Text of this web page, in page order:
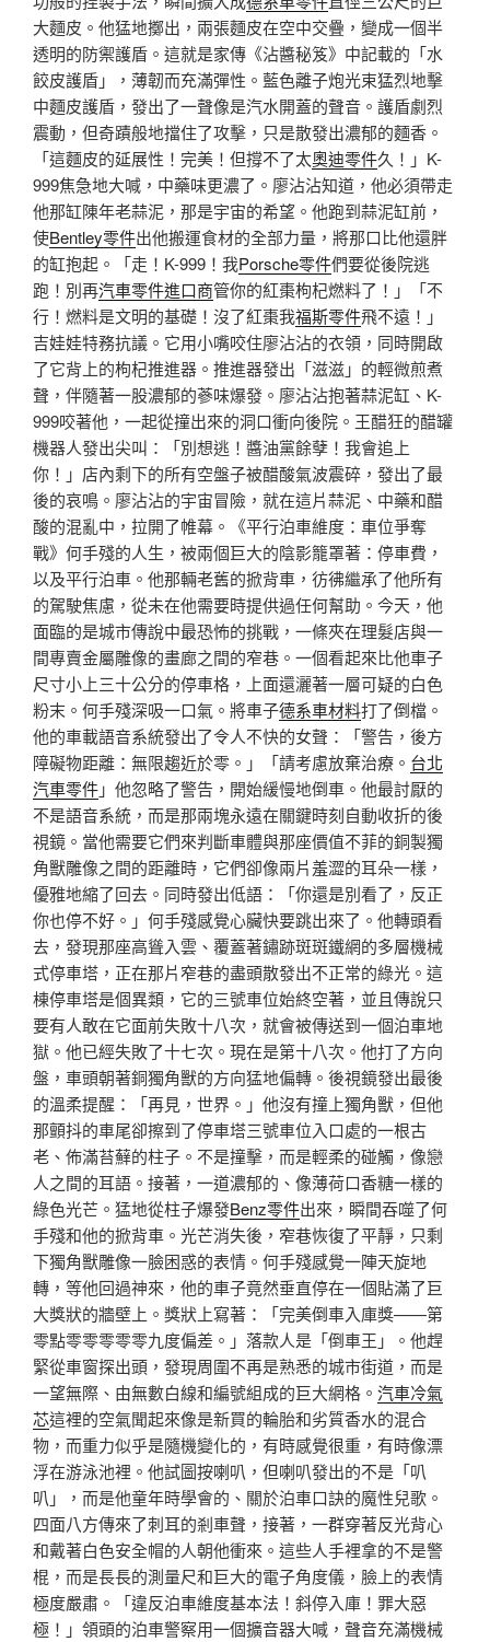
大麵皮。他猛地擲出，兩張麵皮在空中交疊，變成一個半
透明的防禦護盾。這就是家傳《沾醬秘笈》中記載的「水
餃皮護盾」，薄韌而充滿彈性。藍色離子炮光束猛烈地擊
中麵皮護盾，發出了一聲像是汽水開蓋的聲音。護盾劇烈
震動，但奇蹟般地擋住了攻擊，只是散發出濃郁的麵香。
「這麵皮的延展性！完美！但撐不了太奧迪零件久！」K-
999焦急地大喊，中藥味更濃了。廖沾沾知道，他必須帶走
他那缸陳年老蒜泥，那是宇宙的希望。他跑到蒜泥缸前，
使Bentley零件出他搬運食材的全部力量，將那口比他還胖
的缸抱起。「走！K-999！我Porsche零件們要從後院逃
跑！別再汽車零件進口商管你的紅棗枸杞燃料了！」「不
行！燃料是文明的基礎！沒了紅棗我福斯零件飛不遠！」
吉娃娃特務抗議。它用小嘴咬住廖沾沾的衣領，同時開啟
了它背上的枸杞推進器。推進器發出「滋滋」的輕微煎煮
聲，伴隨著一股濃郁的蔘味爆發。廖沾沾抱著蒜泥缸、K-
999咬著他，一起從撞出來的洞口衝向後院。王醋狂的醋罐
機器人發出尖叫：「別想逃！醬油黨餘孽！我會追上
你！」店內剩下的所有空盤子被醋酸氣波震碎，發出了最
後的哀鳴。廖沾沾的宇宙冒險，就在這片蒜泥、中藥和醋
酸的混亂中，拉開了帷幕。《平行泊車維度：車位爭奪
戰》何手殘的人生，被兩個巨大的陰影籠罩著：停車費，
以及平行泊車。他那輛老舊的掀背車，彷彿繼承了他所有
的駕駛焦慮，從未在他需要時提供過任何幫助。今天，他
面臨的是城市傳說中最恐怖的挑戰，一條夾在理髮店與一
間專賣金屬雕像的畫廊之間的窄巷。一個看起來比他車子
尺寸小上三十公分的停車格，上面還灑著一層可疑的白色
粉末。何手殘深吸一口氣。將車子德系車材料打了倒檔。
他的車載語音系統發出了令人不快的女聲：「警告，後方
障礙物距離：無限趨近於零。」「請考慮放棄治療。 台北
汽車零件」他忽略了警告，開始緩慢地倒車。他最討厭的
不是語音系統，而是那兩塊永遠在關鍵時刻自動收折的後
視鏡。當他需要它們來判斷車體與那座價值不菲的銅製獨
角獸雕像之間的距離時，它們卻像兩片羞澀的耳朵一樣，
優雅地縮了回去。同時發出低語：「你還是別看了，反正
你也停不好。」何手殘感覺心臟快要跳出來了。他轉頭看
去，發現那座高聳入雲、覆蓋著鏽跡斑斑鐵網的多層機械
式停車塔，正在那片窄巷的盡頭散發出不正常的綠光。這
棟停車塔是個異類，它的三號車位始終空著，並且傳說只
要有人敢在它面前失敗十八次，就會被傳送到一個泊車地
獄。他已經失敗了十七次。現在是第十八次。他打了方向
盤，車頭朝著銅獨角獸的方向猛地偏轉。後視鏡發出最後
的溫柔提醒：「再見，世界。」他沒有撞上獨角獸，但他
那顫抖的車尾卻擦到了停車塔三號車位入口處的一根古
老、佈滿苔蘚的柱子。不是撞擊，而是輕柔的碰觸，像戀
人之間的耳語。接著，一道濃郁的、像薄荷口香糖一樣的
綠色光芒。猛地從柱子爆發Benz零件出來，瞬間吞噬了何
手殘和他的掀背車。光芒消失後，窄巷恢復了平靜，只剩
下獨角獸雕像一臉困惑的表情。何手殘感覺一陣天旋地
轉，等他回過神來，他的車子竟然垂直停在一個貼滿了巨
大獎狀的牆壁上。獎狀上寫著：「完美倒車入庫獎——第
零點零零零零零九度偏差。」落款人是「倒車王」。他趕
緊從車窗探出頭，發現周圍不再是熟悉的城市街道，而是
一望無際、由無數白線和編號組成的巨大網格。 汽車冷氣
芯這裡的空氣聞起來像是新買的輪胎和劣質香水的混合
物，而重力似乎是隨機變化的，有時感覺很重，有時像漂
浮在游泳池裡。他試圖按喇叭，但喇叭發出的不是「叭
叭」，而是他童年時學會的、關於泊車口訣的魔性兒歌。
四面八方傳來了刺耳的剎車聲，接著，一群穿著反光背心
和戴著白色安全帽的人朝他衝來。這些人手裡拿的不是警
棍，而是長長的測量尺和巨大的電子角度儀，臉上的表情
極度嚴肅。「違反泊車維度基本法！斜停入庫！罪大惡
極！」領頭的泊車警察用一個擴音器大喊，聲音充滿機械